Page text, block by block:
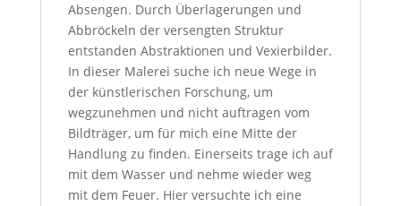
Absengen. Durch Überlagerungen und
Abbröckeln der versengten Struktur
entstanden Abstraktionen und Vexierbilder.
In dieser Malerei suche ich neue Wege in
der künstlerischen Forschung, um
wegzunehmen und nicht auftragen vom
Bildträger, um für mich eine Mitte der
Handlung zu finden. Einerseits trage ich auf
mit dem Wasser und nehme wieder weg
mit dem Feuer. Hier versuchte ich eine